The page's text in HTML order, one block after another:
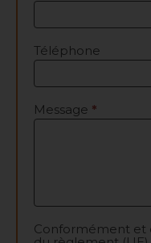
Téléphone
Message *
Conformément et